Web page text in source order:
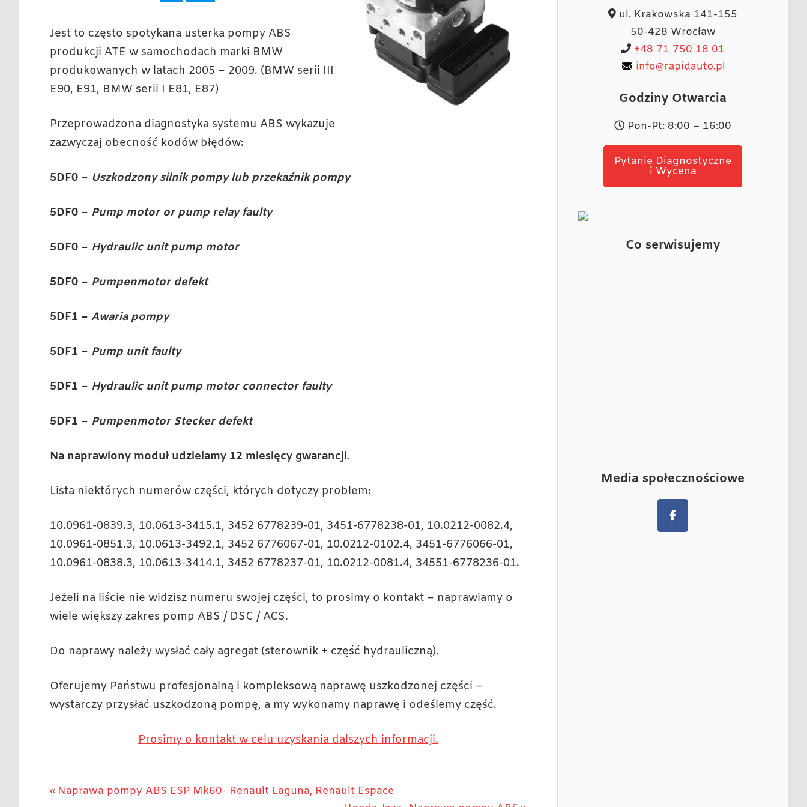
Jest to często spotykana usterka pompy ABS
produkcji ATE w samochodach marki BMW
produkowanych w latach 2005 – 2009. (BMW serii III
E90, E91, BMW serii I E81, E87)
Przeprowadzona diagnostyka systemu ABS wykazuje
zazwyczaj obecność kodów błędów:
5DF0 – Uszkodzony silnik pompy lub przekaźnik pompy
5DF0 – Pump motor or pump relay faulty
5DF0 – Hydraulic unit pump motor
5DF0 – Pumpenmotor defekt
5DF1 – Awaria pompy
5DF1 – Pump unit faulty
5DF1 – Hydraulic unit pump motor connector faulty
5DF1 – Pumpenmotor Stecker defekt
Na naprawiony moduł udzielamy 12 miesięcy gwarancji.
Lista niektórych numerów części, których dotyczy problem:
10.0961-0839.3, 10.0613-3415.1, 3452 6778239-01, 3451-6778238-01, 10.0212-0082.4,
10.0961-0851.3, 10.0613-3492.1, 3452 6776067-01, 10.0212-0102.4, 3451-6776066-01,
10.0961-0838.3, 10.0613-3414.1, 3452 6778237-01, 10.0212-0081.4, 34551-6778236-01.
Jeżeli na liście nie widzisz numeru swojej części, to prosimy o kontakt – naprawiamy o
wiele większy zakres pomp ABS / DSC / ACS.
Do naprawy należy wysłać cały agregat (sterownik + część hydrauliczną).
Oferujemy Państwu profesjonalną i kompleksową naprawę uszkodzonej części –
wystarczy przysłać uszkodzoną pompę, a my wykonamy naprawę i odeślemy część.
Prosimy o kontakt w celu uzyskania dalszych informacji.
Nawigacja
Previous
Naprawa pompy ABS ESP Mk60- Renault Laguna, Renault Espace
ul. Krakowska 141-155
50-428 Wrocław
+48 71 750 18 01
Godziny Otwarcia
Pon-Pt: 8:00 – 16:00
Pytanie Diagnostyczne
i Wycena
Co serwisujemy
Media społecznościowe